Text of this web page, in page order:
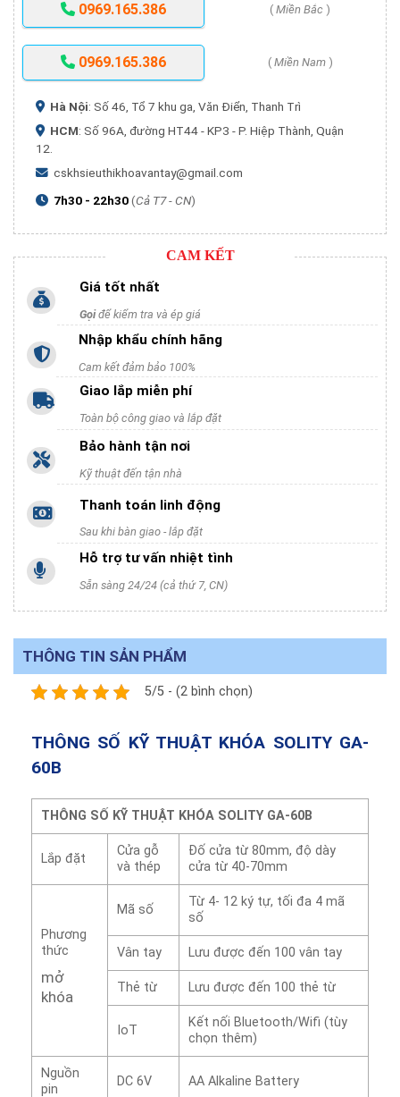
0969.165.386 ( Miền Bắc )
0969.165.386 ( Miền Nam)
Hà Nội: Số 46, Tổ 7 khu ga, Văn Điển, Thanh Trì
HCM: Số 96A, đường HT44 - KP3 - P. Hiệp Thành, Quận
12.
cskhsieuthikhoavantay@gmail.com
7h30 - 22h30(Cả T7 - CN)
CAM KẾT
Giá tốt nhất
Gọiđể kiểm tra và ép giá
Nhập khẩu chính hãng
Cam kết đảm bảo 100%
Giao lắp miễn phí
Toàn bộ công giao và lắp đặt
Bảo hành tận nơi
Kỹ thuật đến tận nhà
Thanh toán linh động
Sau khi bàn giao - lắp đặt
Hỗ trợ tư vấn nhiệt tình
Sẵn sàng 24/24 (cả thứ 7, CN)
THÔNG TIN SẢN PHẨM
5/5 - (2 bình chọn)
THÔNG SỐ KỸ THUẬT KHÓA SOLITY GA-
60B
THÔNG SỐ KỸ THUẬT KHÓA SOLITY GA-60B
Lắp đặt
Cửa gỗ
và thép
Đố cửa từ 80mm, độ dày
cửa từ 40-70mm
Phương
thức
mở
khóa
Mã số
Từ 4- 12 ký tự, tối đa 4 mã
số
Vân tay Lưu được đến 100 vân tay
Thẻ từ Lưu được đến 100 thẻ từ
IoT
Kết nối Bluetooth/Wifi (tùy
chọn thêm)
Nguồn
pin
DC 6V AA Alkaline Battery